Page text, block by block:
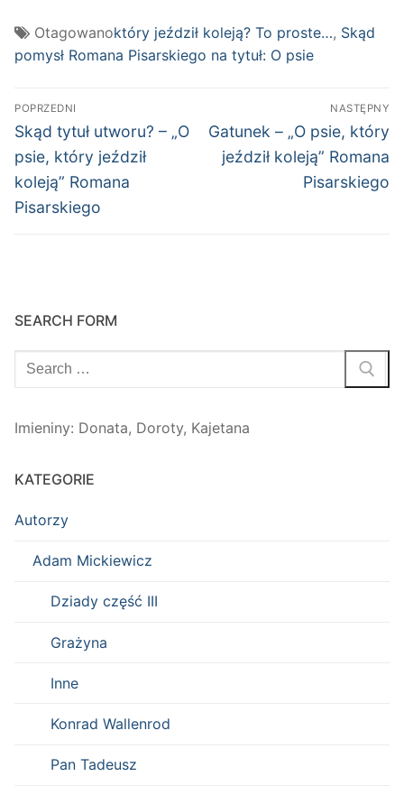
Otagowanoktóry jeździł koleją? To proste…, Skąd
pomysł Romana Pisarskiego na tytuł: O psie
Nawigacja
wpisu
POPRZEDNI
Poprzedni
wpis:
Skąd tytuł utworu? – „O
psie, który jeździł
koleją” Romana
Pisarskiego
NASTĘPNY
Następny
wpis:
Gatunek – „O psie, który
jeździł koleją” Romana
Pisarskiego
SEARCH FORM
Szukaj:
Imieniny: Donata, Doroty, Kajetana
KATEGORIE
Autorzy
Adam Mickiewicz
Dziady część III
Grażyna
Inne
Konrad Wallenrod
Pan Tadeusz